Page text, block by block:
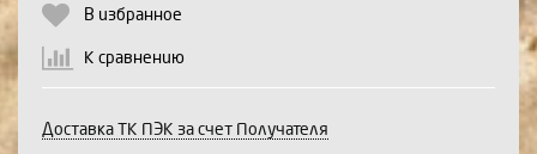
В избранное
К сравнению
Доставка ТК ПЭК за счет Получателя